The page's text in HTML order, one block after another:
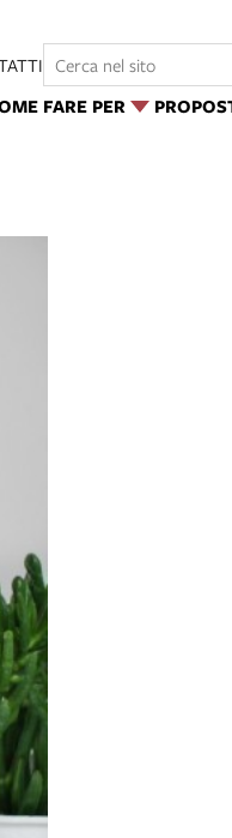
FARE PER